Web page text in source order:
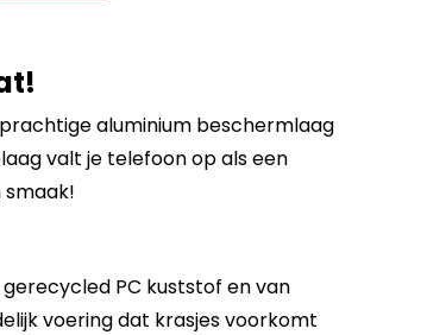
aluminium beschermlaag
valt je telefoon op als een
PC kuststof en van
voering dat krasjes voorkomt